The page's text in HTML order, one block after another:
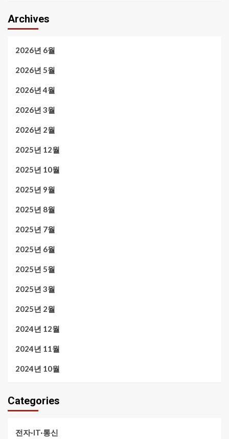
Archives
2026년 6월
2026년 5월
2026년 4월
2026년 3월
2026년 2월
2025년 12월
2025년 10월
2025년 9월
2025년 8월
2025년 7월
2025년 6월
2025년 5월
2025년 3월
2025년 2월
2024년 12월
2024년 11월
2024년 10월
Categories
전자·IT·통신